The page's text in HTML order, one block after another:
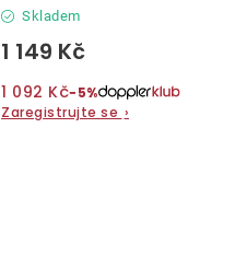
Skladem
1 149 Kč
1 092 Kč−5%
Zaregistrujte se ›